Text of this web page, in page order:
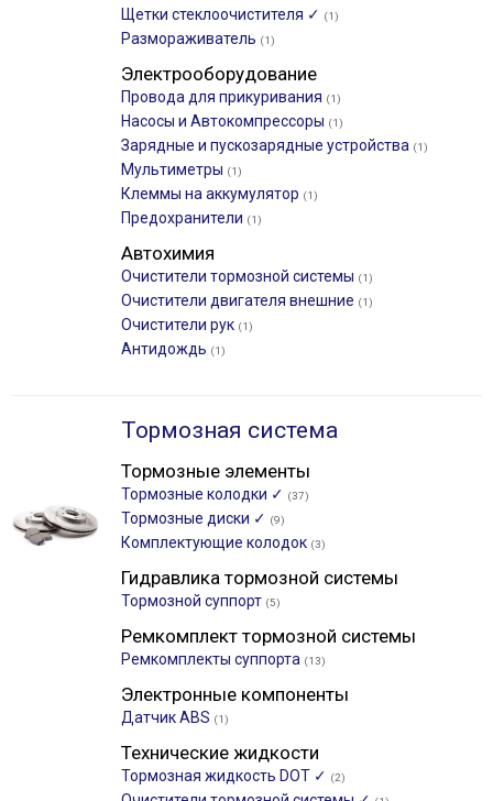
Щетки стеклоочистителя ✓ (1)
Размораживатель (1)
Электрооборудование
Провода для прикуривания (1)
Насосы и Автокомпрессоры (1)
Зарядные и пускозарядные устройства (1)
Мультиметры (1)
Клеммы на аккумулятор (1)
Предохранители (1)
Автохимия
Очистители тормозной системы (1)
Очистители двигателя внешние (1)
Очистители рук (1)
Антидождь (1)
Тормозная система
Тормозные элементы
Тормозные колодки ✓ (37)
Тормозные диски ✓ (9)
Комплектующие колодок (3)
Гидравлика тормозной системы
Тормозной суппорт (5)
Ремкомплект тормозной системы
Ремкомплекты суппорта (13)
Электронные компоненты
Датчик ABS (1)
Технические жидкости
Тормозная жидкость DOT ✓ (2)